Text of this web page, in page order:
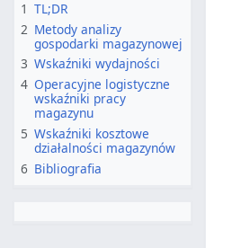
1 TL;DR
2 Metody analizy
gospodarki magazynowej
3 Wskaźniki wydajności
4 Operacyjne logistyczne
wskaźniki pracy
magazynu
5 Wskaźniki kosztowe
działalności magazynów
6 Bibliografia